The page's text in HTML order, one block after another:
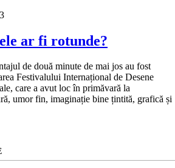
ar fi rotunde?
de două minute de mai jos au fost
Festivalului Internațional de Desene
care a avut loc în primăvară la
umor fin, imaginație bine țintită, grafică și